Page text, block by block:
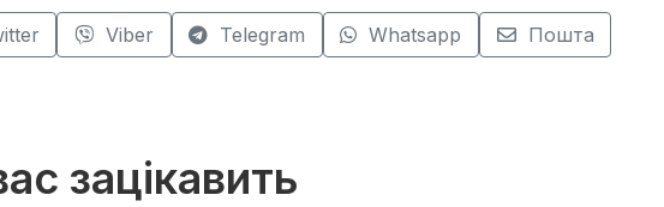
Viber Telegram Whatsapp Пошта
зацікавить